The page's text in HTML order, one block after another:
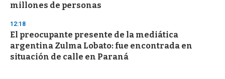
millones de personas
12:18
El preocupante presente de la mediática
argentina Zulma Lobato: fue encontrada en
situación de calle en Paraná